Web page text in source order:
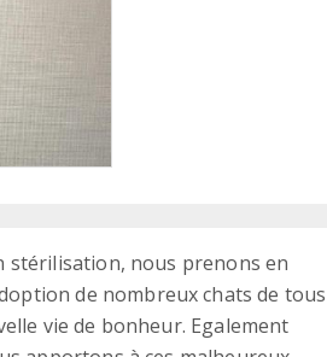
stérilisation, nous prenons en
de nombreux chats de tous
vie de bonheur. Egalement